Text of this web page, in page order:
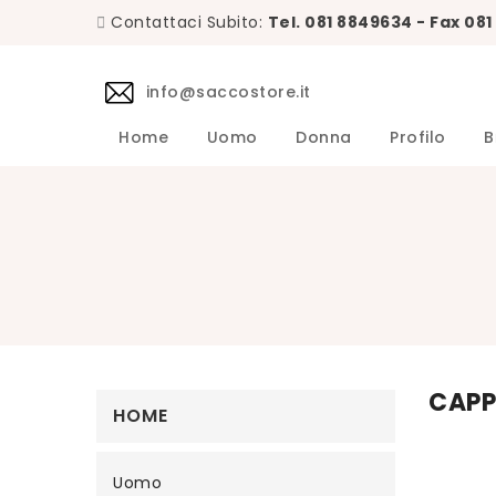
Contattaci Subito: Tel. 081 8849634 - Fax
info@saccostore.it
Home Uomo Donna Profilo
HOME
Uomo